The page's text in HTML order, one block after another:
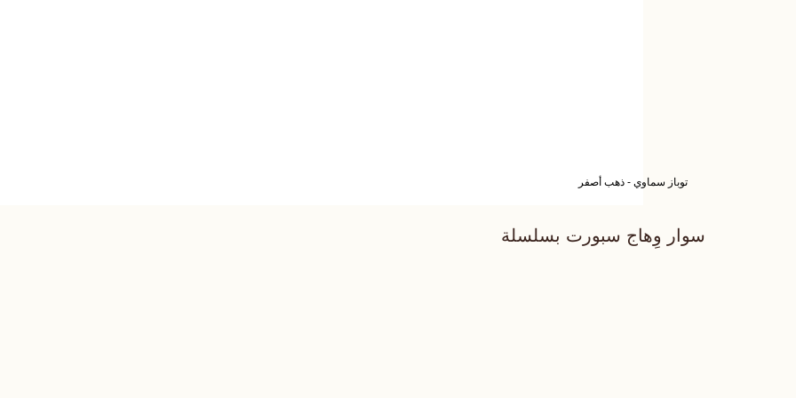
توباز سماوي - ذهب أصفر
سوار وِهاج سبورت بسلسلة